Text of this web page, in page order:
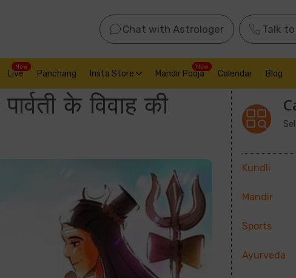
Chat with Astrologer Talk
Live
New
Panchang Insta Store Mandir Pooja
New
Calendar Blog
के विवाह की
Kundli
Mandir
Sports
Ayurveda